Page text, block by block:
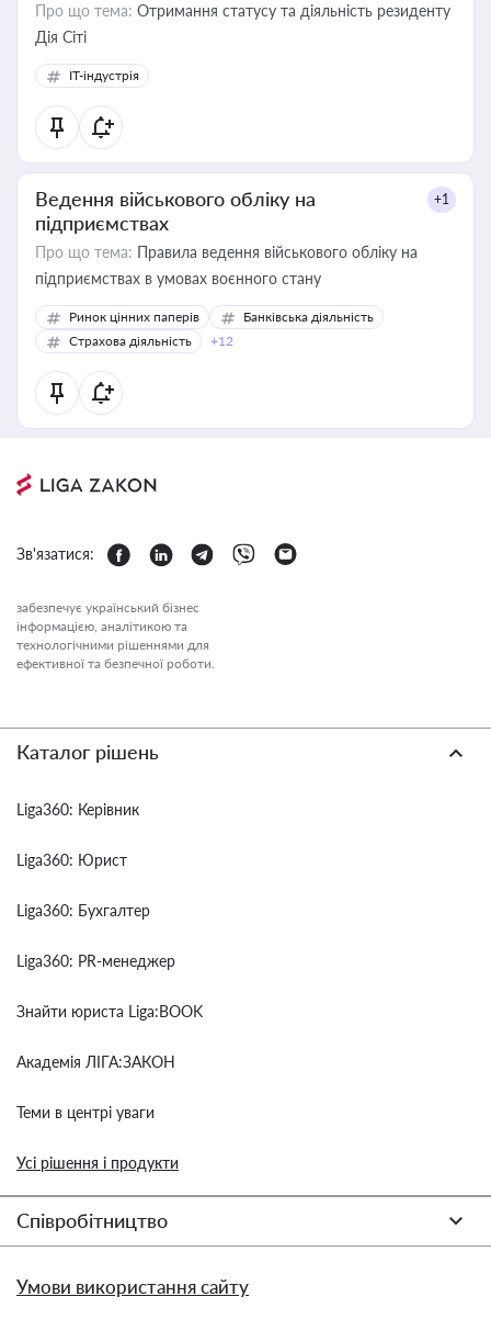
Про що тема: Отримання статусу та діяльність резиденту
Дія Сіті
IT-індустрія
Ведення військового обліку на
підприємствах
+1
Про що тема: Правила ведення військового обліку на
підприємствах в умовах воєнного стану
Ринок цінних паперів
Банківська діяльність
Страхова діяльність
+12
Зв'язатися:
забезпечує український бізнес
інформацією, аналітикою та
технологічними рішеннями для
ефективної та безпечної роботи.
Каталог рішень
Liga360: Керівник
Liga360: Юрист
Liga360: Бухгалтер
Liga360: PR-менеджер
Знайти юриста Liga:BOOK
Академія ЛІГА:ЗАКОН
Теми в центрі уваги
Усі рішення і продукти
Співробітництво
Умови використання сайту